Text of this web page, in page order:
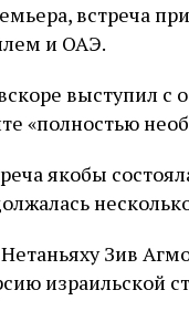
встреча
и ОАЭ.
выступил
«полностью
якобы
Зив
израильской
ишува
до начала
в
и Западную
сознательно
в Тиша бе‑Ав,
себя большое
Александр
По
тела
день